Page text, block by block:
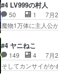
限ったことでなく
（
き虫メイドが僅か
いの良いお兄ちゃ
をｄアニメストア
王国ホーバン領を
続き２期にも出演
題解決特筆する事
ございます耳がヒ
見ると挟まれない
#4 LV999の村人
50 1
7月
魔物1万体に主人
を魔物と人間に殺
ちを信じてアリス
ティが仲間になっ
辛すぎて胸が苦し
#4 ヤニねこ
149 4
7月
そしてカンサイが